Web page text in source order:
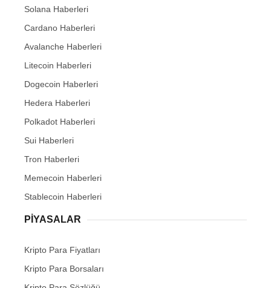
Solana Haberleri
Cardano Haberleri
Avalanche Haberleri
Litecoin Haberleri
Dogecoin Haberleri
Hedera Haberleri
Polkadot Haberleri
Sui Haberleri
Tron Haberleri
Memecoin Haberleri
Stablecoin Haberleri
PIYASALAR
Kripto Para Fiyatları
Kripto Para Borsaları